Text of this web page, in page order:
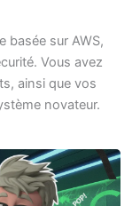
basée sur AWS,
Vous avez
ainsi que vos
novateur.